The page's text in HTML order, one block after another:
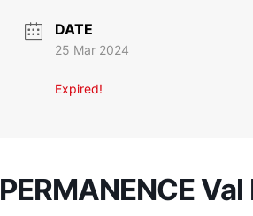
DATE
25 Mar 2024
Expired!
PERMANENCE Val